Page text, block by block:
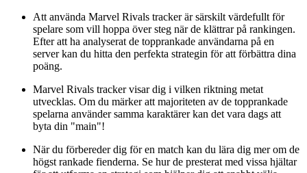
Att använda Marvel Rivals tracker är särskilt värdefullt för
spelare som vill hoppa över steg när de klättrar på rankingen.
Efter att ha analyserat de topprankade användarna på en
server kan du hitta den perfekta strategin för att förbättra dina
poäng.
Marvel Rivals tracker visar dig i vilken riktning metat
utvecklas. Om du märker att majoriteten av de topprankade
spelarna använder samma karaktärer kan det vara dags att
byta din "main"!
När du förbereder dig för en match kan du lära dig mer om de
högst rankade fienderna. Se hur de presterat med vissa hjältar